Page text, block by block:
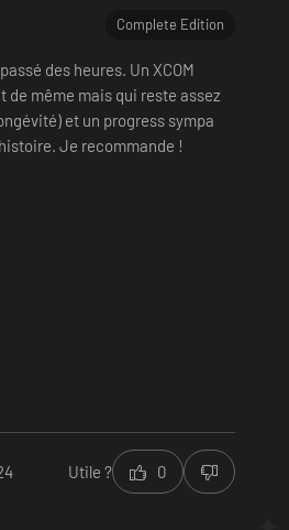
Complete Edition
des heures. Un XCOM
de même mais qui reste assez
et un progress sympa
Je recommande !
Utile ? 0